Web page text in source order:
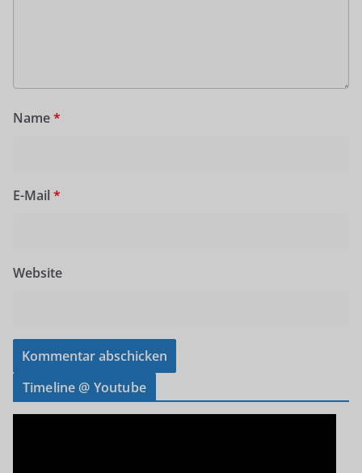
Name*
E-Mail *
Website
Timeline @ Youtube